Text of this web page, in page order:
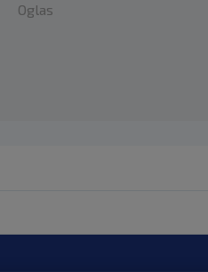
Oglas
KOLUMNE